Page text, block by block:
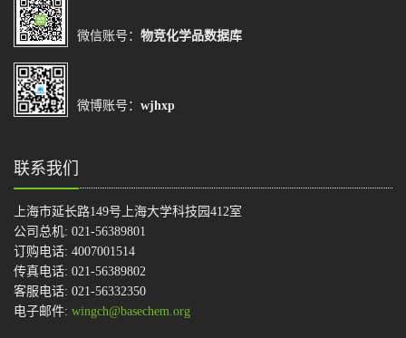
微信账号： 物竞化学品数据库
微博账号： wjhxp
联系我们
上海市延长路149号上海大学科技园412室
公司总机: 021-56389801
订购电话: 4007001514
传真电话: 021-56389802
客服电话: 021-56332350
电子邮件: wingch@basechem.org